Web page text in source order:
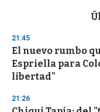
d
s
o
f
3
s
e
21:45
El nuevo rumbo
Espriella para
libertad"
21:26